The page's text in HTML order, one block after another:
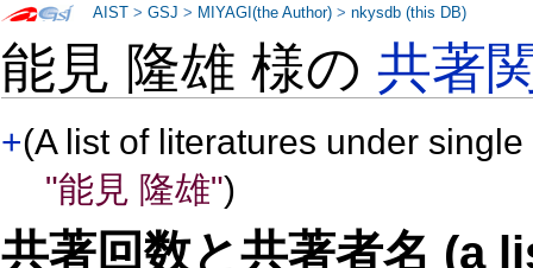
能見 隆雄 様の共著
+(A list of literatures under
"能見 隆雄")
共著回数と共著者名 (a
AIST >GSJ > MIYAGI(the Author) >nkysdb (this DB)